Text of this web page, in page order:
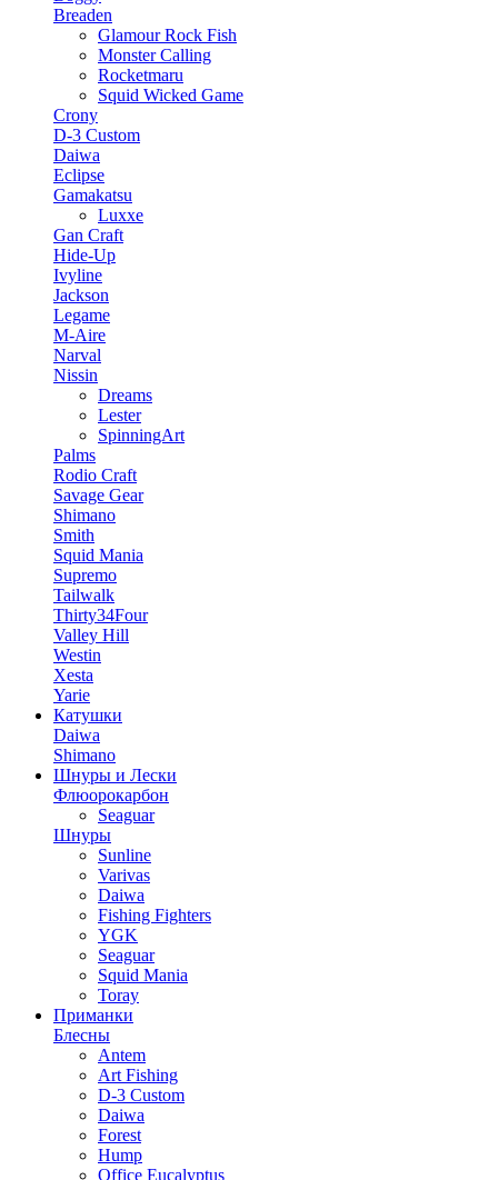
Breaden
Glamour Rock Fish
Monster Calling
Rocketmaru
Squid Wicked Game
Crony
D-3 Custom
Daiwa
Eclipse
Gamakatsu
Luxxe
Gan Craft
Hide-Up
Ivyline
Jackson
Legame
M-Aire
Narval
Nissin
Dreams
Lester
SpinningArt
Palms
Rodio Craft
Savage Gear
Shimano
Smith
Squid Mania
Supremo
Tailwalk
Thirty34Four
Valley Hill
Westin
Xesta
Yarie
Катушки
Daiwa
Shimano
Шнуры и Лески
Флюорокарбон
Seaguar
Шнуры
Sunline
Varivas
Daiwa
Fishing Fighters
YGK
Seaguar
Squid Mania
Toray
Приманки
Блесны
Antem
Art Fishing
D-3 Custom
Daiwa
Forest
Hump
Office Eucalyptus